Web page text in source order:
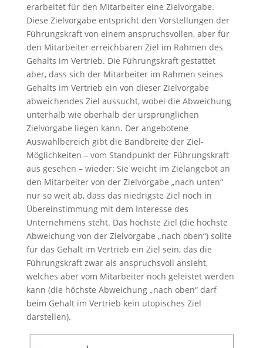
erarbeitet für den Mitarbeiter eine Zielvorgabe.
Diese Zielvorgabe entspricht den Vorstellungen der
Führungskraft von einem anspruchsvollen, aber für
den Mitarbeiter erreichbaren Ziel im Rahmen des
Gehalts im Vertrieb. Die Führungskraft gestattet
aber, dass sich der Mitarbeiter im Rahmen seines
Gehalts im Vertrieb ein von dieser Zielvorgabe
abweichendes Ziel aussucht, wobei die Abweichung
unterhalb wie oberhalb der ursprünglichen
Zielvorgabe liegen kann. Der angebotene
Auswahlbereich gibt die Bandbreite der Ziel-
Möglichkeiten – vom Standpunkt der Führungskraft
aus gesehen – wieder: Sie weicht im Zielangebot an
den Mitarbeiter von der Zielvorgabe „nach unten“
nur so weit ab, dass das niedrigste Ziel noch in
Übereinstimmung mit dem Interesse des
Unternehmens steht. Das höchste Ziel (die höchste
Abweichung von der Zielvorgabe „nach oben“) sollte
für das Gehalt im Vertrieb ein Ziel sein, das die
Führungskraft zwar als anspruchsvoll ansieht,
welches aber vom Mitarbeiter noch geleistet werden
kann (die höchste Abweichung „nach oben“ darf
beim Gehalt im Vertrieb kein utopisches Ziel
darstellen).